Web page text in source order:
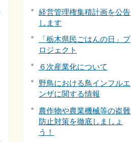
経営管理権集積計画を公告
します
「栃木県民ごはんの日」プ
ロジェクト
６次産業化について
野鳥における鳥インフルエ
ンザに関する情報
農作物や農業機械等の盗難
防止対策を徹底しましょ
う！